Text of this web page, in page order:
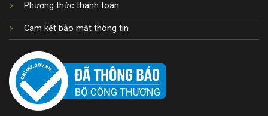
Phương thức thanh toán
Cam kết bảo mật thông tin